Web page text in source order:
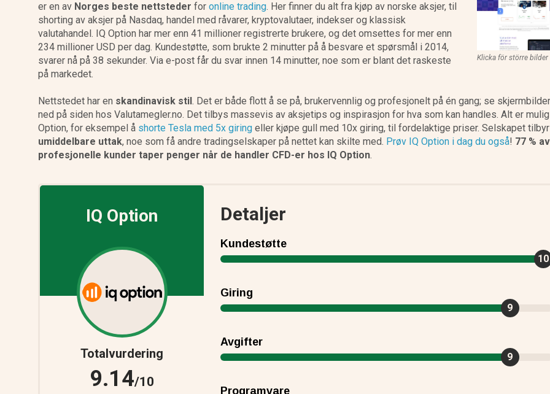
Skilling anmeldelse
NS Broker anmeldelse
Klicka för större bilder
er en av Norges beste nettsteder for online trading. Her finner du alt fra kjøp av norske aksjer, til
shorting av aksjer på Nasdaq, handel med råvarer, kryptovalutaer, indekser og klassisk
valutahandel. IQ Option har mer enn 41 millioner registrerte brukere, og det omsettes for mer enn
234 millioner USD per dag. Kundestøtte, som brukte 2 minutter på å besvare et spørsmål i 2014,
svarer nå på 38 sekunder. Via e-post får du svar innen 14 minutter, noe som er blant det raskeste
på markedet.
Nettstedet har en skandinavisk stil. Det er både flott å se på, brukervennlig og profesjonelt på én gang; se
ned på siden hos Valutamegler.no. Det tilbys massevis av aksjetips og inspirasjon for hva som kan handles. Alt er
Option, for eksempel å shorte Tesla med 5x giring eller kjøpe gull med 10x giring, til fordelaktige priser. Selskapet
umiddelbare uttak, noe som få andre tradingselskaper på nettet kan skilte med. Prøv IQ Option i dag du også! 77 %
profesjonelle kunder taper penger når de handler CFD-er hos IQ Option.
IQ Option
Totalvurdering
9.14/10
Detaljer
Kundestøtte
10
Giring
9
Avgifter
9
Programvare